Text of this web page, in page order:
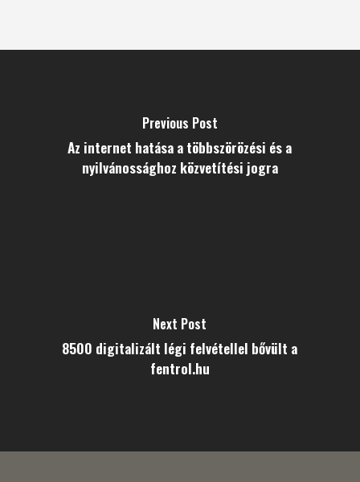
Previous Post
Az internet hatása a többszörözési és a
nyilvánossághoz közvetítési jogra
Next Post
8500 digitalizált légi felvétellel bővült a
fentrol.hu